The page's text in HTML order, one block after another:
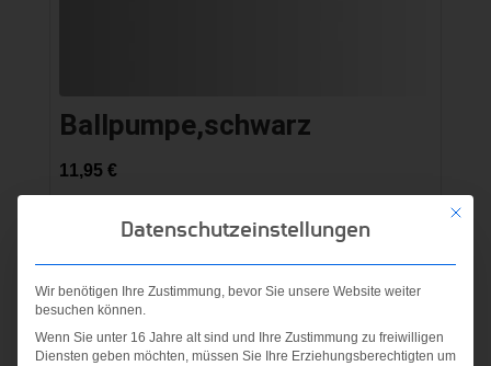
Ballpumpe,schwarz
11,95 €
Mit
Datenschutzeinstellungen
Wir benötigen Ihre Zustimmung, bevor Sie unsere Website weiter
besuchen können.
Wenn Sie unter 16 Jahre alt sind und Ihre Zustimmung zu freiwilligen
Diensten geben möchten, müssen Sie Ihre Erziehungsberechtigten um